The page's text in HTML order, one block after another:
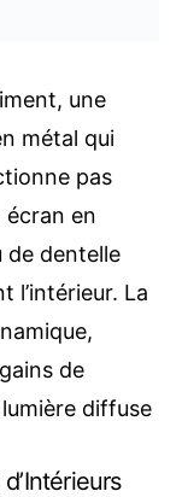
une
métal qui
pas
écran en
de dentelle
l’intérieur. La
de
diffuse